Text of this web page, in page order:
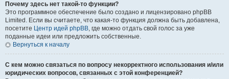
Почему здесь нет такой-то функции?
Это программное обеспечение было создано и лицензировано phpBB
Limited. Если вы считаете, что какая-то функция должна быть добавлена,
посетите Центр идей phpBB, где можно отдать свой голос за уже
поданные идеи или предложить собственные.
Вернуться к началу
С кем можно связаться по вопросу некорректного использования и/или
юридических вопросов, связанных с этой конференцией?